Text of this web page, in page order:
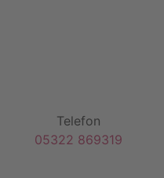
Telefon
05322 869319